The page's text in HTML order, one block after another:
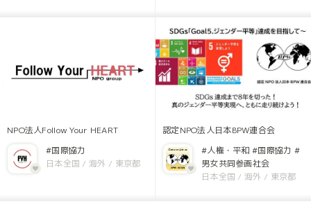
NPO法人Follow Your HEART
#国際協力
日本全国 / 海外 / 東京都
認定NPO法人日本BPW連合会
#人権・平和 #国際協力 #
男女共同参画社会
日本全国 / 海外 / 東京都